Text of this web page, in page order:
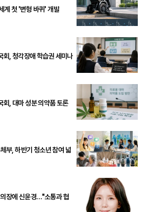
첫 '변형 바퀴' 개발
, 청각장애 학습권 세미나
, 대마 성분 의약품 토론
부, 하반기 청소년 참여 넓
장에 신윤경…"소통과 협